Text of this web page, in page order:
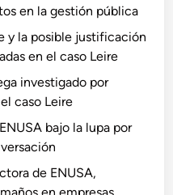
en la gestión pública
y la posible justificación
en el caso Leire
investigado por
caso Leire
bajo la lupa por
de ENUSA,